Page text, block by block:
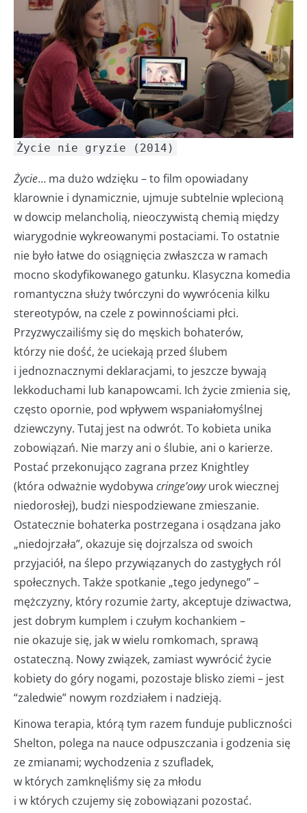
Życie nie gryzie (2014)
Życie… ma dużo wdzięku – to film opowiadany
klarownie i dynamicznie, ujmuje subtelnie wplecioną
w dowcip melancholią, nieoczywistą chemią między
wiarygodnie wykreowanymi postaciami. To ostatnie
nie było łatwe do osiągnięcia zwłaszcza w ramach
mocno skodyfikowanego gatunku. Klasyczna komedia
romantyczna służy twórczyni do wywrócenia kilku
stereotypów, na czele z powinnościami płci.
Przyzwyczailiśmy się do męskich bohaterów,
którzy nie dość, że uciekają przed ślubem
i jednoznacznymi deklaracjami, to jeszcze bywają
lekkoduchami lub kanapowcami. Ich życie zmienia się,
często opornie, pod wpływem wspaniałomyślnej
dziewczyny. Tutaj jest na odwrót. To kobieta unika
zobowiązań. Nie marzy ani o ślubie, ani o karierze.
Postać przekonująco zagrana przez Knightley
(która odważnie wydobywa cringe’owyurok wiecznej
niedorosłej), budzi niespodziewane zmieszanie.
Ostatecznie bohaterka postrzegana i osądzana jako
„niedojrzała”, okazuje się dojrzalsza od swoich
przyjaciół, na ślepo przywiązanych do zastygłych ról
społecznych. Także spotkanie „tego jedynego” –
mężczyzny, który rozumie żarty, akceptuje dziwactwa,
jest dobrym kumplem i czułym kochankiem –
nie okazuje się, jak w wielu romkomach, sprawą
ostateczną. Nowy związek, zamiast wywrócić życie
kobiety do góry nogami, pozostaje blisko ziemi – jest
“zaledwie” nowym rozdziałem i nadzieją.
Kinowa terapia, którą tym razem funduje publiczności
Shelton, polega na nauce odpuszczania i godzenia się
ze zmianami; wychodzenia z szufladek,
w których zamknęliśmy się za młodu
i w których czujemy się zobowiązani pozostać.